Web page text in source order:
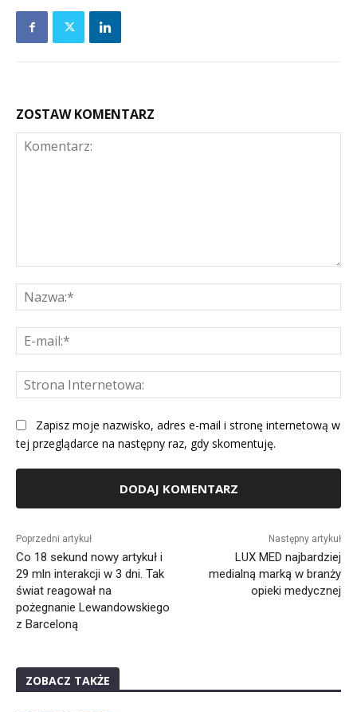
ZOSTAW KOMENTARZ
Zapisz moje nazwisko, adres e-mail i stronę internetową w
tej przeglądarce na następny raz, gdy skomentuję.
Poprzedni artykuł
Co 18 sekund nowy artykuł i
29 mln interakcji w 3 dni. Tak
świat reagował na
pożegnanie Lewandowskiego
z Barceloną
Następny artykuł
LUX MED najbardziej
medialną marką w branży
opieki medycznej
ZOBACZ TAKŻE